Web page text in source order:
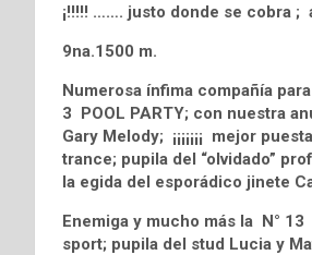
¡!!!!! ……. justo donde se cobra ;
9na.1500 m.
Numerosa ínfima compañía
3 POOL PARTY; con nuestra
Gary Melody; ¡¡¡¡¡¡¡ mejor
trance; pupila del “olvidado”
la egida del esporádico jinete
Enemiga y mucho más la N°
sport; pupila del stud Lucia y